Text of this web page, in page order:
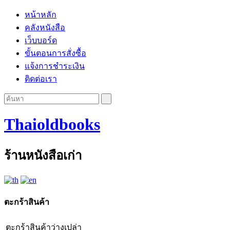
หน้าหลัก
คลังหนังสือ
เว็บบอร์ด
ขั้นตอนการสั่งซื้อ
แจ้งการชำระเงิน
ติดต่อเรา
Thaioldbooks
ร้านหนังสือเก่า
ตะกร้าสินค้า
ตะกร้าสินค้าว่างเปล่า